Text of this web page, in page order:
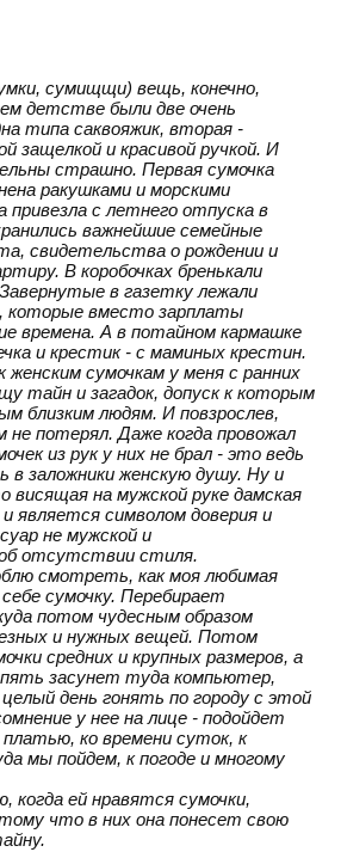
сумищщи) вещь, конечно,
детстве были две очень
типа саквояжик, вторая -
защелкой и красивой ручкой. И
страшно. Первая сумочка
ракушками и морскими
привезла с летнего отпуска в
важнейшие семейные
свидетельства о рождении и
В коробочках бренькали
в газетку лежали
которые вместо зарплаты
времена. А в потайном кармашке
и крестик - с маминых крестин.
сумочкам у меня с ранних
тайн и загадок, допуск к которым
близким людям. И повзрослев,
не потерял. Даже когда провожал
из рук у них не брал - это ведь
в заложники женскую душу. Ну и
на мужской руке дамская
является символом доверия и
не мужской и
отсутствии стиля.
смотреть, как моя любимая
сумочку. Перебирает
потом чудесным образом
и нужных вещей. Потом
средних и крупных размеров, а
засунет туда компьютер,
день гонять по городу с этой
у нее на лице - подойдет
ко времени суток, к
мы пойдем, к погоде и многому
когда ей нравятся сумочки,
что в них она понесет свою